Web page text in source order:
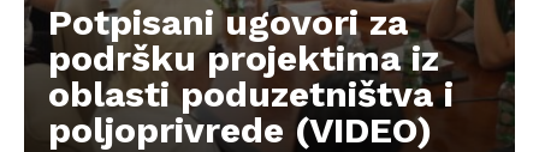
Potpisani ugovori za
podršku projektima iz
oblasti poduzetništva i
poljoprivrede (VIDEO)